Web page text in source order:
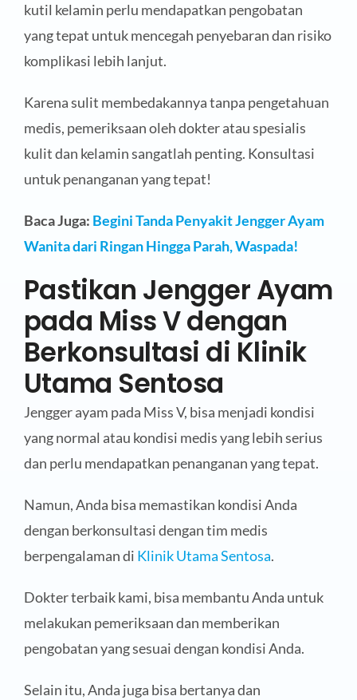
kutil kelamin perlu mendapatkan pengobatan
yang tepat untuk mencegah penyebaran dan risiko
komplikasi lebih lanjut.
Karena sulit membedakannya tanpa pengetahuan
medis, pemeriksaan oleh dokter atau spesialis
kulit dan kelamin sangatlah penting. Konsultasi
untuk penanganan yang tepat!
Baca Juga: Begini Tanda Penyakit Jengger Ayam
Wanita dari Ringan Hingga Parah, Waspada!
Pastikan Jengger Ayam
pada Miss V dengan
Berkonsultasi di Klinik
Utama Sentosa
Jengger ayam pada Miss V, bisa menjadi kondisi
yang normal atau kondisi medis yang lebih serius
dan perlu mendapatkan penanganan yang tepat.
Namun, Anda bisa memastikan kondisi Anda
dengan berkonsultasi dengan tim medis
berpengalaman di Klinik Utama Sentosa.
Dokter terbaik kami, bisa membantu Anda untuk
melakukan pemeriksaan dan memberikan
pengobatan yang sesuai dengan kondisi Anda.
Selain itu, Anda juga bisa bertanya dan